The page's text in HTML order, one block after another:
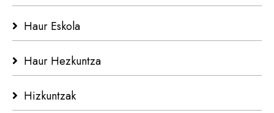
Haur Eskola
Haur Hezkuntza
Hizkuntzak